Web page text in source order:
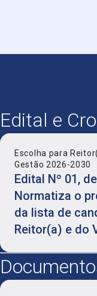
Edital e
Escolha para
Gestão 2026-2030
Edital Nº 01,
Normatiza o
da lista de
Reitor(a) e do